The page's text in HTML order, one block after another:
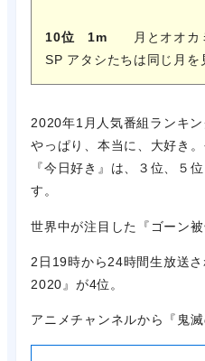
10位 1m 月とオオカミ
SP アタシたちは同じ月
2020年1月人気番組ランキ
やっぱり、本当に、大好き
『今日好き』は、３位、５
す。
世界中が注目した『ゴーン被
2日19時から24時間生放送
2020』が4位。
アニメチャンネルから『鬼